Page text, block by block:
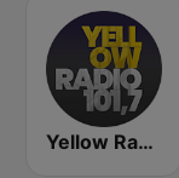
Yellow Radio